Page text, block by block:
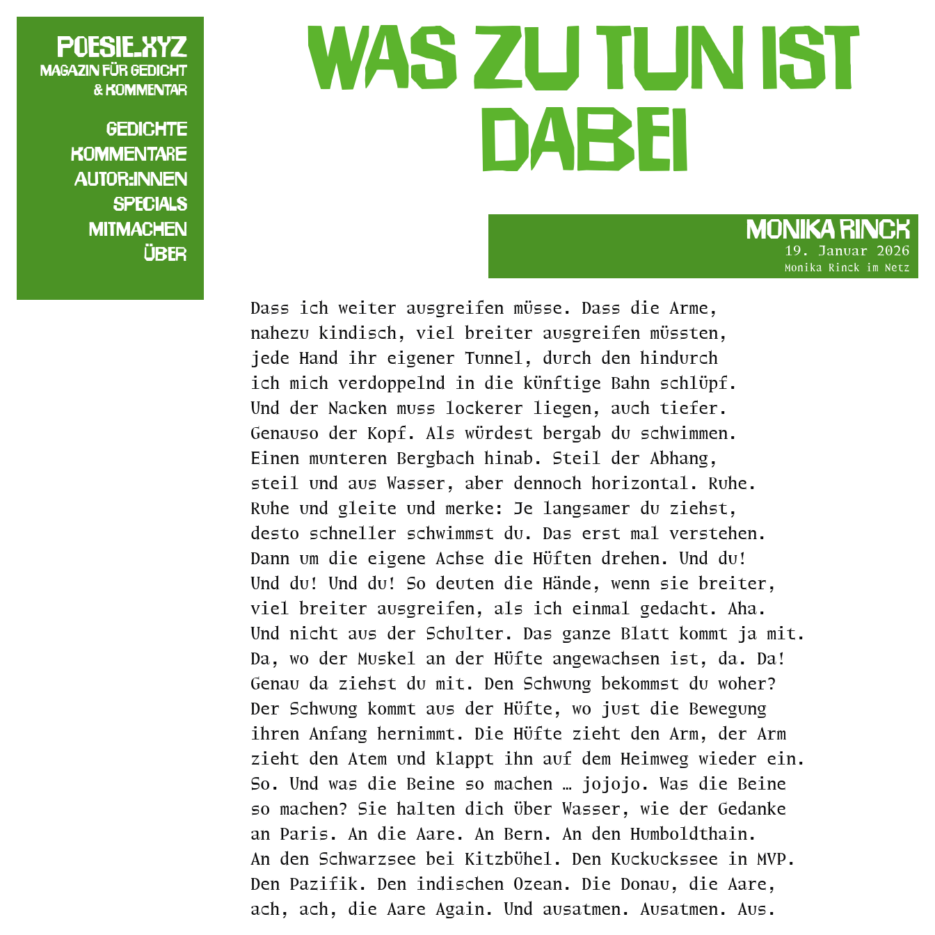
poesie.xyz
Magazin für Gedicht
& Kommentar
Gedichte
Kommentare
Autor:innen
Specials
Mitmachen
Über
WAS ZU TUN IST
DABEI
Monika Rinck
19. Januar 2026
Monika Rinck im Netz
Dass ich weiter ausgreifen müsse. Dass die Arme,
nahezu kindisch, viel breiter ausgreifen müssten,
jede Hand ihr eigener Tunnel, durch den hindurch
ich mich verdoppelnd in die künftige Bahn schlüpf.
Und der Nacken muss lockerer liegen, auch tiefer.
Genauso der Kopf. Als würdest bergab du schwimmen.
Einen munteren Bergbach hinab. Steil der Abhang,
steil und aus Wasser, aber dennoch horizontal. Ruhe.
Ruhe und gleite und merke: Je langsamer du ziehst,
desto schneller schwimmst du. Das erst mal verstehen.
Dann um die eigene Achse die Hüften drehen. Und du!
Und du! Und du! So deuten die Hände, wenn sie breiter,
viel breiter ausgreifen, als ich einmal gedacht. Aha.
Und nicht aus der Schulter. Das ganze Blatt kommt ja mit.
Da, wo der Muskel an der Hüfte angewachsen ist, da. Da!
Genau da ziehst du mit. Den Schwung bekommst du woher?
Der Schwung kommt aus der Hüfte, wo just die Bewegung
ihren Anfang hernimmt. Die Hüfte zieht den Arm, der Arm
zieht den Atem und klappt ihn auf dem Heimweg wieder ein.
So. Und was die Beine so machen … jojojo. Was die Beine
so machen? Sie halten dich über Wasser, wie der Gedanke
an Paris. An die Aare. An Bern. An den Humboldthain.
An den Schwarzsee bei Kitzbühel. Den Kuckuckssee in MVP.
Den Pazifik. Den indischen Ozean. Die Donau, die Aare,
ach, ach, die Aare Again. Und ausatmen. Ausatmen. Aus.